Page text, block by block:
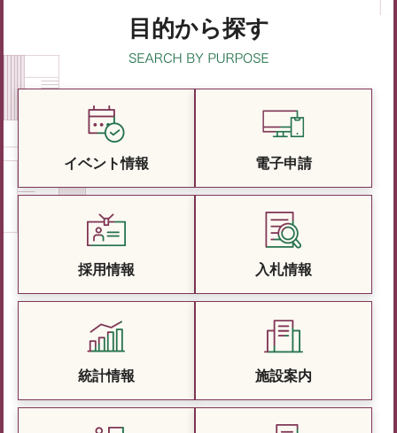
目的から探す
イベント情報 電子申請
採用情報 入札情報
統計情報 施設案内